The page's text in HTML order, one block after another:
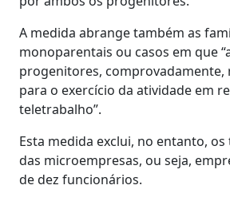
A medida abrange também as
monoparentais ou casos em que
progenitores, comprovadamente,
para o exercício da atividade em
teletrabalho”.
Esta medida exclui, no entanto,
das microempresas, ou seja,
de dez funcionários.